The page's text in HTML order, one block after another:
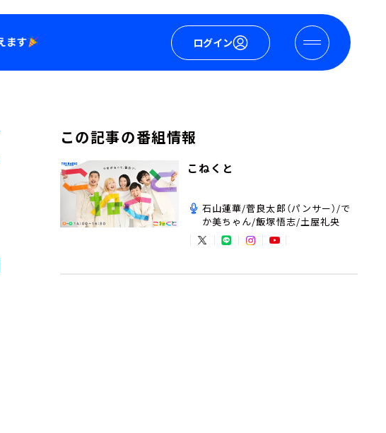
ログイン
この記事の番組情報
こねくと
石山蓮華/菅良太郎（パンサー）/で
か美ちゃん/飯塚悟志/土屋礼央